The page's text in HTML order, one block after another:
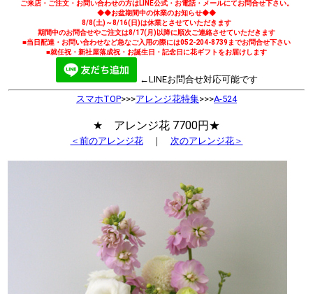
ご来店・ご注文・お問い合わせの方はLINE公式・お電話・メールにてお問合せ下さい。
◆◆お盆期間中の休業のお知らせ◆◆
8/8(土)～8/16(日)は休業とさせていただきます
期間中のお問合せやご注文は8/17(月)以降に順次ご連絡させていただきます
■当日配達・お問い合わせなど急なご入用の際には052-204-8739までお問合せ下さい
■就任祝・新社屋落成祝・お誕生日・記念日に花ギフトをお届けします
←LINEお問合せ対応可能です
スマホTOP>>>アレンジ花特集>>>A-524
★ アレンジ花 7700円★
＜前のアレンジ花｜ 次のアレンジ花＞